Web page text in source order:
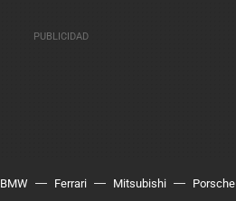
BMW Ferrari Mitsubishi Porsche